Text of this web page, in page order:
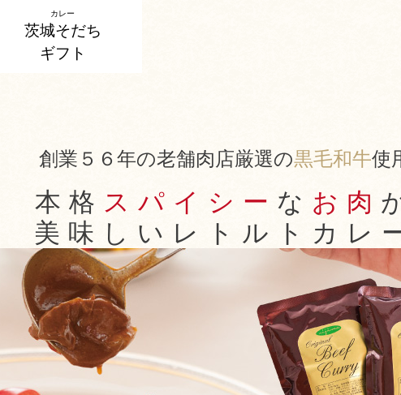
カレー
茨城そだち
ギフト
創業５６年の老舗肉店厳選の黒毛和牛使
本格 スパイシー な お肉
美味しいレトルトカレ